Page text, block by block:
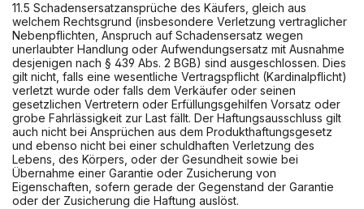
11.5 Schadensersatzansprüche des Käufers, gleich aus
welchem Rechtsgrund (insbesondere Verletzung vertraglicher
Nebenpflichten, Anspruch auf Schadensersatz wegen
unerlaubter Handlung oder Aufwendungsersatz mit Ausnahme
desjenigen nach § 439 Abs. 2 BGB) sind ausgeschlossen. Dies
gilt nicht, falls eine wesentliche Vertragspflicht (Kardinalpflicht)
verletzt wurde oder falls dem Verkäufer oder seinen
gesetzlichen Vertretern oder Erfüllungsgehilfen Vorsatz oder
grobe Fahrlässigkeit zur Last fällt. Der Haftungsausschluss gilt
auch nicht bei Ansprüchen aus dem Produkthaftungsgesetz
und ebenso nicht bei einer schuldhaften Verletzung des
Lebens, des Körpers, oder der Gesundheit sowie bei
Übernahme einer Garantie oder Zusicherung von
Eigenschaften, sofern gerade der Gegenstand der Garantie
oder der Zusicherung die Haftung auslöst.